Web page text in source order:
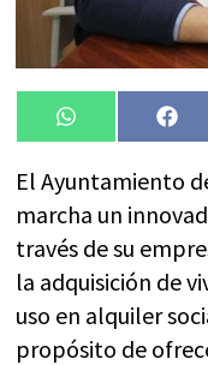
Compartir
en
WhatsApp
en
El Ayuntamiento
marcha un
través de su
la adquisición de
uso en alquiler
propósito de